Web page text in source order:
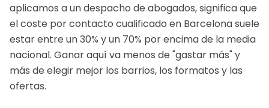
aplicamos a undespacho de abogados, significa que
el coste por contacto cualificado en Barcelonasuele
estar entre un 30% y un 70% por encima de la media
nacional. Ganar aquí va menos de "gastar más" y
más de elegir mejor los barrios, los formatos y las
ofertas.